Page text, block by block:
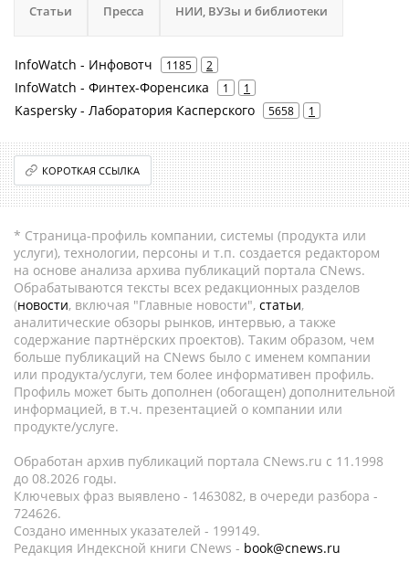
Статьи Пресса НИИ, ВУЗы и библиотеки
InfoWatch - Инфовотч 1185 2
InfoWatch - Финтех-Форенсика 1 1
Kaspersky - Лаборатория Касперского 5658 1
КОРОТКАЯ ССЫЛКА
* Страница-профиль компании, системы (продукта или
услуги), технологии, персоны и т.п. создается редактором
на основе анализа архива публикаций портала CNews.
Обрабатываются тексты всех редакционных разделов
(новости, включая "Главные новости", статьи,
аналитические обзоры рынков, интервью, а также
содержание партнёрских проектов). Таким образом, чем
больше публикаций на CNews было с именем компании
или продукта/услуги, тем более информативен профиль.
Профиль может быть дополнен (обогащен) дополнительной
информацией, в т.ч. презентацией о компании или
продукте/услуге.
Обработан архив публикаций портала CNews.ru c 11.1998
до 08.2026 годы.
Ключевых фраз выявлено - 1463082, в очереди разбора -
724626.
Создано именных указателей - 199149.
Редакция Индексной книги CNews - book@cnews.ru